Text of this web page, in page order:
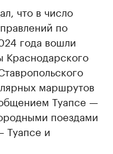
что в число
по
года вошли
маршрутов
Туапсе —
поездами
Туапсе и